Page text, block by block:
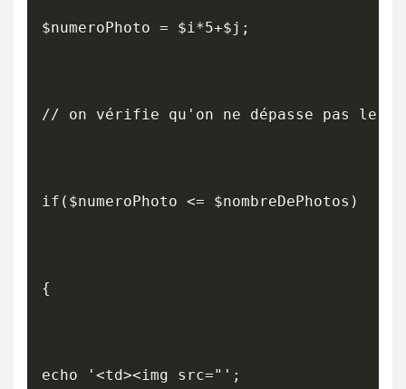
$numeroPhoto = $i*5+$j;
// on vérifie qu'on ne dépasse pas le
if($numeroPhoto <= $nombreDePhotos)
{
echo '<td><img src="';